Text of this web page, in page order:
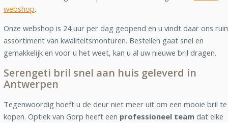
webshop.
Onze webshop is 24 uur per dag geopend en u vindt daar ons
assortiment van kwaliteitsmonturen. Bestellen gaat snel en
gemakkelijk en voor u het weet, kan u al uw nieuwe bril dragen.
Serengeti bril snel aan huis geleverd in
Antwerpen
Tegenwoordig hoeft u de deur niet meer uit om een mooie bril te
kopen. Optiek van Gorp heeft een professioneel team dat elke